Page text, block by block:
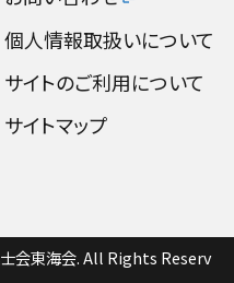
個人情報取扱いについて
サイトのご利用について
サイトマップ
会東海会. All Rights Reserv